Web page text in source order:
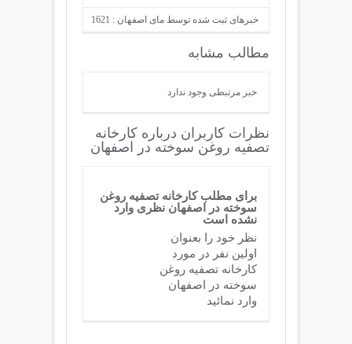
خبرهای ثبت شده توسط مای اصفهان : 1621
مطالب مشابه
خبر مرتبطی وجود ندارد
نظرات کاربران درباره کارخانه
تصفیه روغن سوخته در اصفهان
برای مطلب کارخانه تصفیه روغن
سوخته در اصفهان نظری وارد
نشده است
نظر خود را بعنوان
اولین نفر در مورد
کارخانه تصفیه روغن
سوخته در اصفهان
وارد نمائید